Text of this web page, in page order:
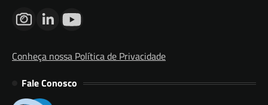
Conheça nossa Política de Privacidade
Fale Conosco